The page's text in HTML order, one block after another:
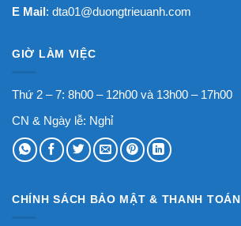
E Mail: dta01@duongtrieuanh.com
GIỜ LÀM VIỆC
Thứ 2 – 7: 8h00 – 12h00 và 13h00 – 17h00
CN & Ngày lễ: Nghỉ
CHÍNH SÁCH BẢO MẬT & THANH TOÁN